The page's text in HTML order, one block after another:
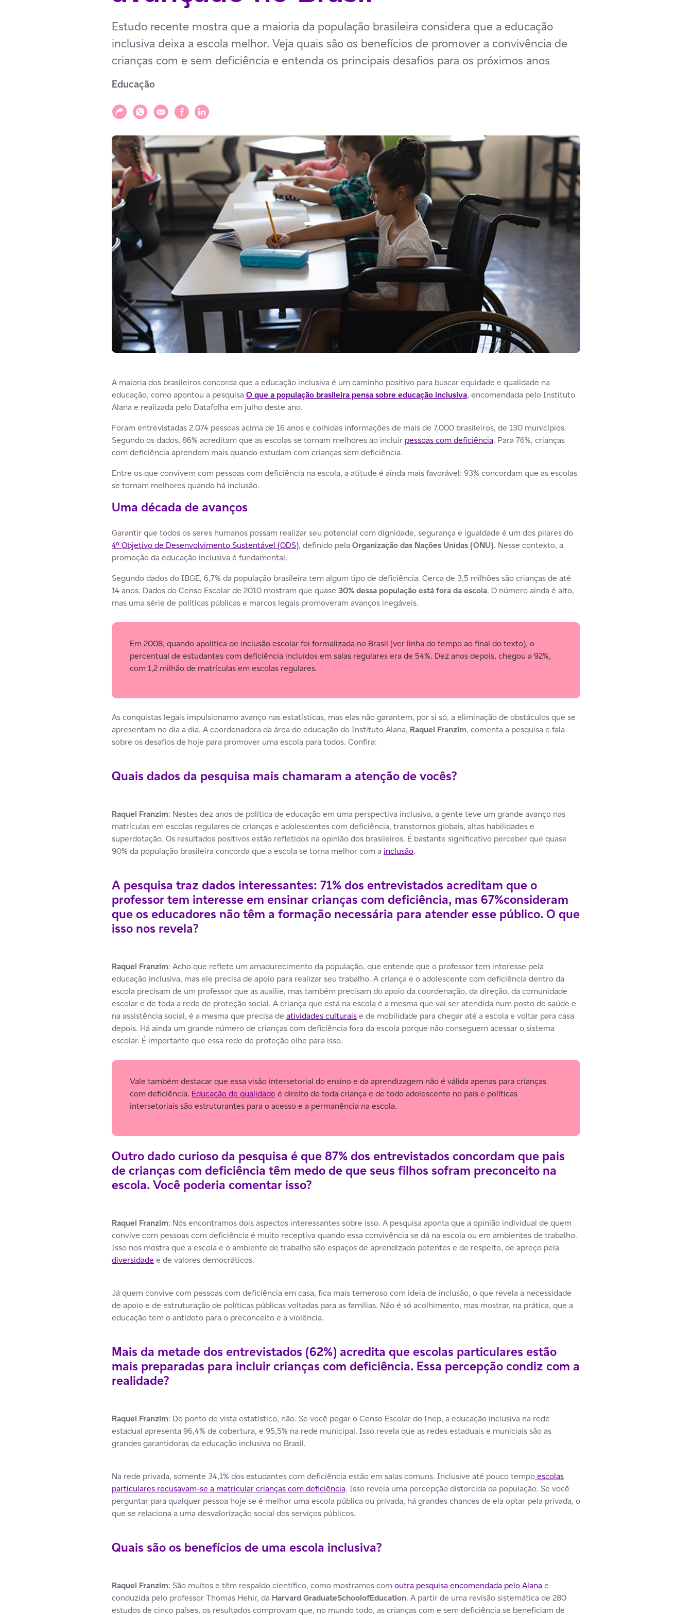
Estudo recente mostra que a maioria da população brasileira considera que a educação
inclusiva deixa a escola melhor. Veja quais são os benefícios de promover a convivência de
crianças com e sem deficiência e entenda os principais desafios para os próximos anos
Educação
Compartilhar
Compartilhar via WhatsApp
Compartilhar via E-mail
Compartilhar via Facebook
Compartilhar via LinkedIn
A maioria dos brasileiros concorda que a educação inclusiva é um caminho positivo para buscar equidade e qualidade na
educação, como apontou a pesquisa O que a população brasileira pensa sobre educação inclusiva, encomendada pelo Instituto
Alana e realizada pelo Datafolha em julho deste ano.
Foram entrevistadas 2.074 pessoas acima de 16 anos e colhidas informações de mais de 7.000 brasileiros, de 130 municípios.
Segundo os dados, 86% acreditam que as escolas se tornam melhores ao incluir pessoas com deficiência. Para 76%, crianças
com deficiência aprendem mais quando estudam com crianças sem deficiência.
Entre os que convivem com pessoas com deficiência na escola, a atitude é ainda mais favorável: 93% concordam que as escolas
se tornam melhores quando há inclusão.
Uma década de avanços
Garantir que todos os seres humanos possam realizar seu potencial com dignidade, segurança e igualdade é um dos pilares do
4º Objetivo de Desenvolvimento Sustentável (ODS), definido pela Organização das Nações Unidas (ONU). Nesse contexto, a
promoção da educação inclusiva é fundamental.
Segundo dados do IBGE, 6,7% da população brasileira tem algum tipo de deficiência. Cerca de 3,5 milhões são crianças de até
14 anos. Dados do Censo Escolar de 2010 mostram que quase 30% dessa população está fora da escola. O número ainda é alto,
mas uma série de políticas públicas e marcos legais promoveram avanços inegáveis.
Em 2008, quando apolítica de inclusão escolar foi formalizada no Brasil (ver linha do tempo ao final do texto), o
percentual de estudantes com deficiência incluídos em salas regulares era de 54%. Dez anos depois, chegou a 92%,
com 1,2 milhão de matrículas em escolas regulares.
As conquistas legais impulsionamo avanço nas estatísticas, mas elas não garantem, por si só, a eliminação de obstáculos que se
apresentam no dia a dia. A coordenadora da área de educação do Instituto Alana, Raquel Franzim, comenta a pesquisa e fala
sobre os desafios de hoje para promover uma escola para todos. Confira:
Quais dados da pesquisa mais chamaram a atenção de vocês?
Raquel Franzim: Nestes dez anos de política de educação em uma perspectiva inclusiva, a gente teve um grande avanço nas
matrículas em escolas regulares de crianças e adolescentes com deficiência, transtornos globais, altas habilidades e
superdotação. Os resultados positivos estão refletidos na opinião dos brasileiros. É bastante significativo perceber que quase
90% da população brasileira concorda que a escola se torna melhor com a inclusão.
A pesquisa traz dados interessantes: 71% dos entrevistados acreditam que o
professor tem interesse em ensinar crianças com deficiência, mas 67%consideram
que os educadores não têm a formação necessária para atender esse público. O que
isso nos revela?
Raquel Franzim: Acho que reflete um amadurecimento da população, que entende que o professor tem interesse pela
educação inclusiva, mas ele precisa de apoio para realizar seu trabalho. A criança e o adolescente com deficiência dentro da
escola precisam de um professor que as auxilie, mas também precisam do apoio da coordenação, da direção, da comunidade
escolar e de toda a rede de proteção social. A criança que está na escola é a mesma que vai ser atendida num posto de saúde e
na assistência social, é a mesma que precisa de atividades culturaise de mobilidade para chegar até a escola e voltar para casa
depois. Há ainda um grande número de crianças com deficiência fora da escola porque não conseguem acessar o sistema
escolar. É importante que essa rede de proteção olhe para isso.
Vale também destacar que essa visão intersetorial do ensino e da aprendizagem não é válida apenas para crianças
com deficiência. Educação de qualidade é direito de toda criança e de todo adolescente no país e políticas
intersetoriais são estruturantes para o acesso e a permanência na escola.
Outro dado curioso da pesquisa é que 87% dos entrevistados concordam que pais
de crianças com deficiência têm medo de que seus filhos sofram preconceito na
escola. Você poderia comentar isso?
Raquel Franzim: Nós encontramos dois aspectos interessantes sobre isso. A pesquisa aponta que a opinião individual de quem
convive com pessoas com deficiência é muito receptiva quando essa convivência se dá na escola ou em ambientes de trabalho.
Isso nos mostra que a escola e o ambiente de trabalho são espaços de aprendizado potentes e de respeito, de apreço pela
diversidade e de valores democráticos.
Já quem convive com pessoas com deficiência em casa, fica mais temeroso com ideia de inclusão, o que revela a necessidade
de apoio e de estruturação de políticas públicas voltadas para as famílias. Não é só acolhimento, mas mostrar, na prática, que a
educação tem o antídoto para o preconceito e a violência.
Mais da metade dos entrevistados (62%) acredita que escolas particulares estão
mais preparadas para incluir crianças com deficiência. Essa percepção condiz com a
realidade?
Raquel Franzim: Do ponto de vista estatístico, não. Se você pegar o Censo Escolar do Inep, a educação inclusiva na rede
estadual apresenta 96,4% de cobertura, e 95,5% na rede municipal. Isso revela que as redes estaduais e municiais são as
grandes garantidoras da educação inclusiva no Brasil.
Na rede privada, somente 34,1% dos estudantes com deficiência estão em salas comuns. Inclusive até pouco tempoescolas
particulares recusavam-se a matricular crianças com deficiência. Isso revela uma percepção distorcida da população. Se você
perguntar para qualquer pessoa hoje se é melhor uma escola pública ou privada, há grandes chances de ela optar pela privada, o
que se relaciona a uma desvalorização social dos serviços públicos.
Quais são os benefícios de uma escola inclusiva?
Raquel Franzim: São muitos e têm respaldo científico, como mostramos com outra pesquisa encomendada pelo Alanae
conduzida pelo professor Thomas Hehir, da Harvard GraduateSchoolofEducation. A partir de uma revisão sistemática de 280
estudos de cinco países, os resultados comprovam que, no mundo todo, as crianças com e sem deficiência se beneficiam de